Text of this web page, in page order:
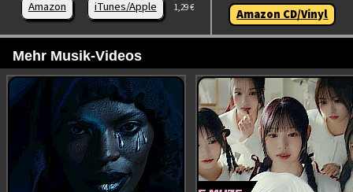
Amazon iTunes/Apple 1,29 € Amazon CD/Vinyl
Mehr Musik-Videos